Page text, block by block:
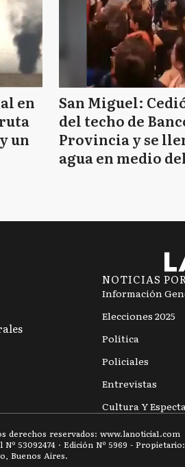
en
un
San Miguel:
del techo de
Provincia y se
agua en medio
NOTICIAS
Información
Elecciones 2025
Política
Policiales
Entrevistas
Cultura Y
derechos reservados: www.lanoticia1.com
53092474 · Edición Nº 5969 -
Buenos Aires.